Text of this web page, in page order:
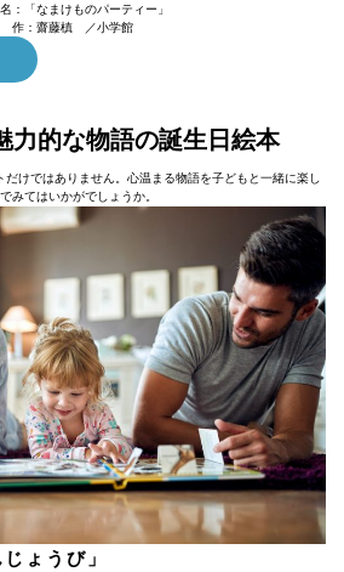
：「なまけものパーティー」
作：齋藤槙 ／小学館
力的な物語の誕生日絵本
けではありません。心温まる物語を子どもと一緒に楽し
みてはいかがでしょうか。
ょうび」